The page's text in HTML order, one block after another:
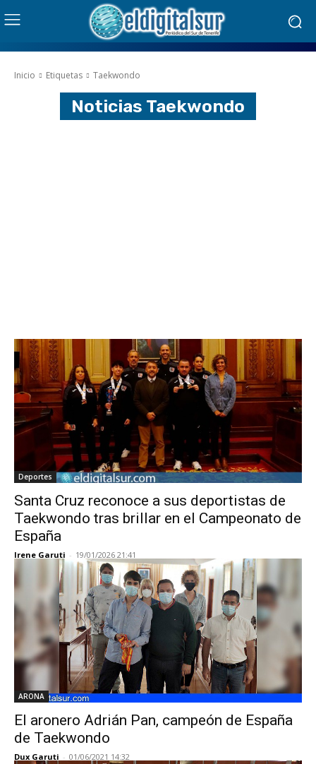
Inicio Etiquetas Taekwondo
Noticias Taekwondo
Deportes
Santa Cruz reconoce a sus deportistas de
Taekwondo tras brillar en el Campeonato de
España
Irene Garuti - 19/01/2026 21:41
ARONA
El aronero Adrián Pan, campeón de España
de Taekwondo
Dux Garuti - 01/06/2021 14:32